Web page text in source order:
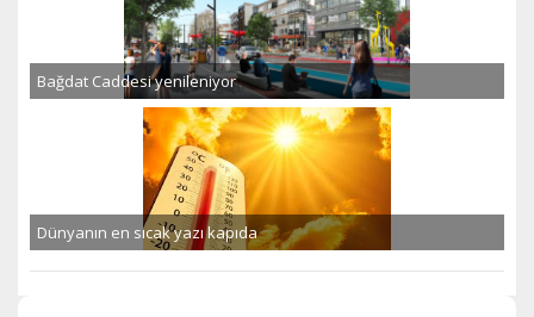
Bağdat Caddesi yenileniyor
Dünyanın en sıcak yazı kapıda